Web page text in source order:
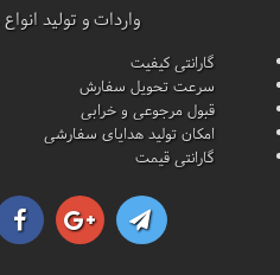
واردات و تولید
گارانتی کیفیت
سرعت تحویل سفارش
قبول مرجوعی و خرابی
امکان تولید هدایای سفارشی
گارانتی قیمت